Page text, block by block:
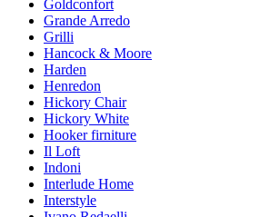
Goldconfort
Grande Arredo
Grilli
Hancock & Moore
Harden
Henredon
Hickory Chair
Hickory White
Hooker firniture
Il Loft
Indoni
Interlude Home
Interstyle